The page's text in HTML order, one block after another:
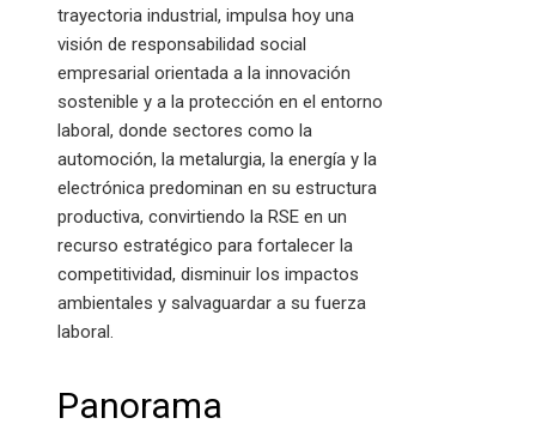
trayectoria industrial, impulsa hoy una
visión de responsabilidad social
empresarial orientada a la innovación
sostenible y a la protección en el entorno
laboral, donde sectores como la
automoción, la metalurgia, la energía y la
electrónica predominan en su estructura
productiva, convirtiendo la RSE en un
recurso estratégico para fortalecer la
competitividad, disminuir los impactos
ambientales y salvaguardar a su fuerza
laboral.
Panorama